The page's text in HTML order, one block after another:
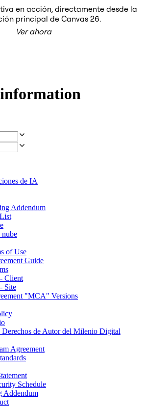
inteligente™
Conectores
MCP
de acción
para desarrolladores
los manuales de IA
el Miroverse
de ideas
mentales
de flujo
de procesos
técnico y documentación
y wireframes
de recorrido del cliente
en acción, directamente desde la
principal de Canvas 26.
Ver ahora
de IA
Addendum
of Use
Guide
Client
Site
"MCA" Versions
de Autor del Milenio Digital
Agreement
Schedule
Addendum